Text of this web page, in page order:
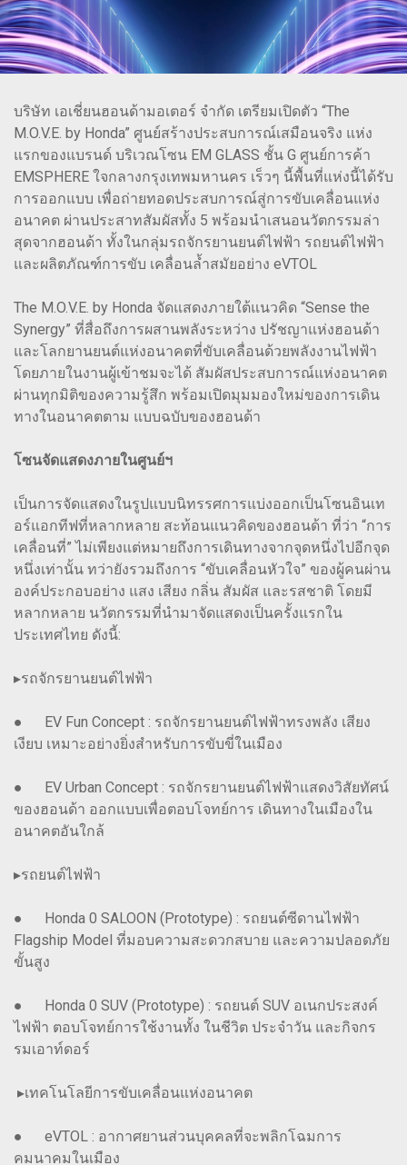
บริษัท เอเชี่ยนฮอนด้ามอเตอร์ จำกัด เตรียมเปิดตัว “The
M.O.V.E. by Honda” ศูนย์สร้างประสบการณ์เสมือนจริง แห่ง
แรกของแบรนด์ บริเวณโซน EM GLASS ชั้น G ศูนย์การค้า
EMSPHERE ใจกลางกรุงเทพมหานคร เร็วๆ นี้พื้นที่แห่งนี้ได้รับ
การออกแบบ เพื่อถ่ายทอดประสบการณ์สู่การขับเคลื่อนแห่ง
อนาคต ผ่านประสาทสัมผัสทั้ง 5 พร้อมนำเสนอนวัตกรรมล่า
สุดจากฮอนด้า ทั้งในกลุ่มรถจักรยานยนต์ไฟฟ้า รถยนต์ไฟฟ้า
และผลิตภัณฑ์การขับ เคลื่อนล้ำสมัยอย่าง eVTOL
The M.O.V.E. by Honda จัดแสดงภายใต้แนวคิด “Sense the
Synergy” ที่สื่อถึงการผสานพลังระหว่าง ปรัชญาแห่งฮอนด้า
และโลกยานยนต์แห่งอนาคตที่ขับเคลื่อนด้วยพลังงานไฟฟ้า
โดยภายในงานผู้เข้าชมจะได้ สัมผัสประสบการณ์แห่งอนาคต
ผ่านทุกมิติของความรู้สึก พร้อมเปิดมุมมองใหม่ของการเดิน
ทางในอนาคตตาม แบบฉบับของฮอนด้า
โซนจัดแสดงภายในศูนย์ฯ
เป็นการจัดแสดงในรูปแบบนิทรรศการแบ่งออกเป็นโซนอินเท
อร์แอกทีฟที่หลากหลาย สะท้อนแนวคิดของฮอนด้า ที่ว่า “การ
เคลื่อนที่” ไม่เพียงแต่หมายถึงการเดินทางจากจุดหนึ่งไปอีกจุด
หนึ่งเท่านั้น ทว่ายังรวมถึงการ “ขับเคลื่อนหัวใจ” ของผู้คนผ่าน
องค์ประกอบอย่าง แสง เสียง กลิ่น สัมผัส และรสชาติ โดยมี
หลากหลาย นวัตกรรมที่นำมาจัดแสดงเป็นครั้งแรกใน
ประเทศไทย ดังนี้:
▸รถจักรยานยนต์ไฟฟ้า
● EV Fun Concept : รถจักรยานยนต์ไฟฟ้าทรงพลัง เสียง
เงียบ เหมาะอย่างยิ่งสำหรับการขับขี่ในเมือง
● EV Urban Concept : รถจักรยานยนต์ไฟฟ้าแสดงวิสัยทัศน์
ของฮอนด้า ออกแบบเพื่อตอบโจทย์การ เดินทางในเมืองใน
อนาคตอันใกล้
▸รถยนต์ไฟฟ้า
● Honda 0 SALOON (Prototype) : รถยนต์ซีดานไฟฟ้า
Flagship Model ที่มอบความสะดวกสบาย และความปลอดภัย
ขั้นสูง
● Honda 0 SUV (Prototype) : รถยนต์ SUV อเนกประสงค์
ไฟฟ้า ตอบโจทย์การใช้งานทั้ง ในชีวิต ประจำวัน และกิจกร
รมเอาท์ดอร์
▸เทคโนโลยีการขับเคลื่อนแห่งอนาคต
● eVTOL : อากาศยานส่วนบุคคลที่จะพลิกโฉมการ
คมนาคมในเมือง